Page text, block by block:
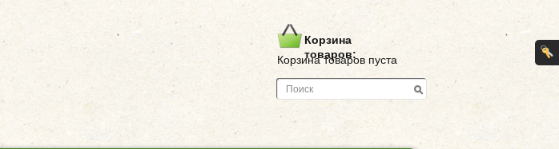
Корзина
товаров:
Корзина товаров пуста